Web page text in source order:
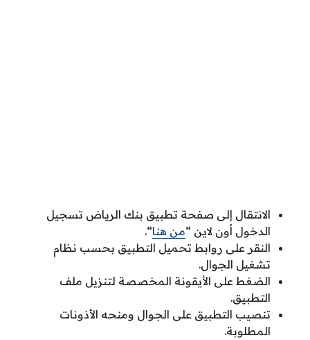
الانتقال إلى صفحة تطبيق بنك الرياض تسجيل
الدخول أون لاين “من هنا“.
النقر على روابط تحميل التطبيق بحسب نظام
تشغيل الجوال.
الضغط على الأيقونة المخصصة لتنزيل ملف
التطبيق.
تنصيب التطبيق على الجوال ومنحه الأذونات
المطلوبة.